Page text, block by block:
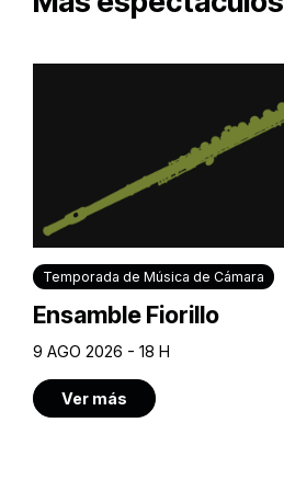
Temporada de Música de Cámara
Ensamble Fiorillo
9 AGO 2026 - 18 H
Ver más